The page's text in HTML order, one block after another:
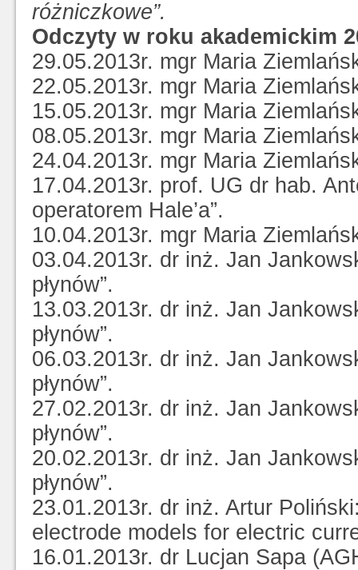
różniczkowe”.
Odczyty w roku akademickim
29.05.2013r. mgr Maria
22.05.2013r. mgr Maria
15.05.2013r. mgr Maria
08.05.2013r. mgr Maria
24.04.2013r. mgr Maria
17.04.2013r. prof. UG dr hab.
operatorem Hale’a”.
10.04.2013r. mgr Maria
03.04.2013r. dr inż. Jan
płynów”.
13.03.2013r. dr inż. Jan
płynów”.
06.03.2013r. dr inż. Jan
płynów”.
27.02.2013r. dr inż. Jan
płynów”.
20.02.2013r. dr inż. Jan
płynów”.
23.01.2013r. dr inż. Artur
electrode models for electric
16.01.2013r. dr Lucjan Sapa